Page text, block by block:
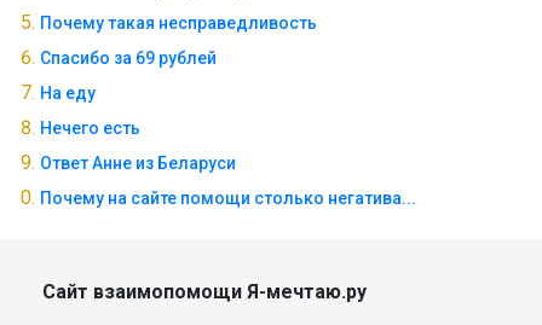
Почему такая несправедливость
Спасибо за 69 рублей
На еду
Нечего есть
Ответ Анне из Беларуси
Почему на сайте помощи столько негатива...
Сайт взаимопомощи Я-мечтаю.ру